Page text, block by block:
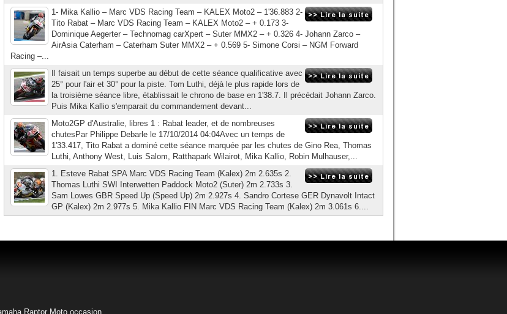
1- Mika Kallio – Marc VDS Racing Team – KALEX Moto2 – 1'36.883 2-
Tito Rabat – Marc VDS Racing Team – KALEX Moto2 – + 0.173 3-
Dominique Aegerter – Technomag carXpert – Suter MMX2 – + 0.326 4- Johann Zarco –
AirAsia Caterham – Caterham Suter MMX2 – + 0.569 5- Simone Corsi – NGM Forward
Racing –...
Il faisait un temps superbe au début de cette séance qualificative avec
25° pour l'air et 30° pour la piste. Tom Luthi, déjà le plus rapide lors de
la troisième séance libre, établissait le chrono de base en 1'38.7. Il précédait Johann Zarco.
Puis Mika Kallio s'emparait du commandement devant...
Moto2GP d'Australie, libres 1 : Rabat leader, et de nombreuses
chutesPar Philippe Debarle le 17/10/2014 04:04Avec un temps de
1'33.417, Tito Rabat a dominé cette séance marquée par les chutes de Gino Rea, Thomas
Luthi, Anthony West, Luis Salom, Ratthapark Wilairot, Mika Kallio, Robin Mulhauser,...
1. Esteve Rabat SPA Marc VDS Racing Team (Kalex) 2m 2.635s 2.
Thomas Luthi SWI Interwetten Paddock Moto2 (Suter) 2m 2.733s 3.
Sam Lowes GBR Speed Up (Speed Up) 2m 2.927s 4. Sandro Cortese GER Dynavolt Intact
GP (Kalex) 2m 2.977s 5. Mika Kallio FIN Marc VDS Racing Team (Kalex) 2m 3.061s 6....
Raptor Moto occasion